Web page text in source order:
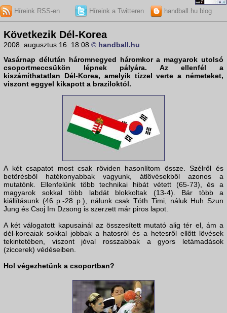
Híreink RSS-en Híreink a Twitteren handball.hu blog
Következik Dél-Korea
2008. augusztus 16. 18:08 © handball.hu
Vasárnap délután háromnegyed háromkor a magyarok utolsó
csoportmeccsükön lépnek pályára. Az ellenfél a
kiszámíthatatlan Dél-Korea, amelyik tízzel verte a németeket,
viszont eggyel kikapott a braziloktól.
A két csapatot most csak röviden hasonlítom össze. Szélről és
betörésből hatékonyabbak vagyunk, átlövésekből azonos a
mutatónk. Ellenfelünk több technikai hibát vétett (65-73), és a
magyarok sokkal több labdát blokkoltak (13-4). Bár több a
kiállításunk (46 p.-28 p.), nálunk csak Tóth Timi, náluk Huh Szun
Jung és Csoj Im Dzsong is szerzett már piros lapot.
A két válogatott kapusainál az összesített mutató alig tér el, ám a
dél-koreaiak sokkal jobbak a hatosról és a hetesről ellőtt lövések
tekintetében, viszont jóval rosszabbak a gyors letámadások
(ziccerek) védéseiben.
Hol végezhetünk a csoportban?